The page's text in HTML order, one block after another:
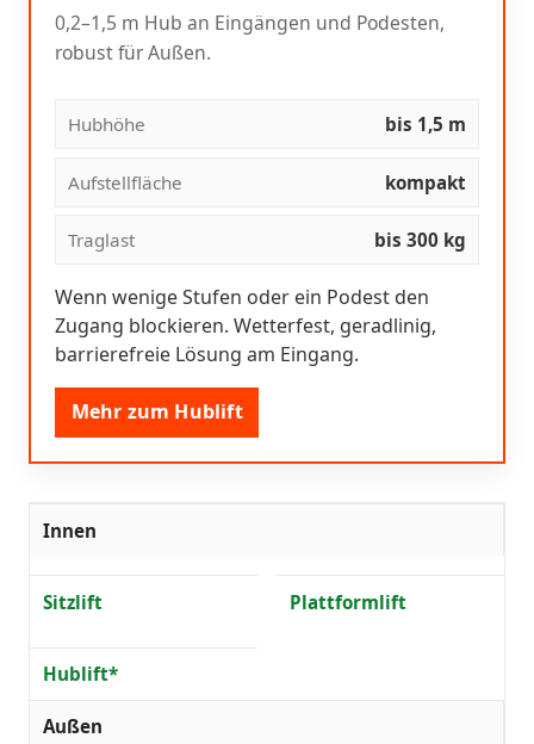
0,2–1,5 m Hub an Eingängen und Podesten,
robust für Außen.
Hubhöhe bis 1,5 m
Aufstellfläche kompakt
Traglast bis 300 kg
Wenn wenige Stufen oder ein Podest den
Zugang blockieren. Wetterfest, geradlinig,
barrierefreie Lösung am Eingang.
Mehr zum Hublift
Innen
Sitzlift Plattformlift
Hublift*
Außen